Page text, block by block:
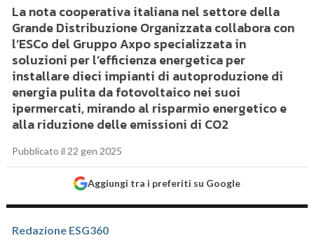
La nota cooperativa italiana nel settore della
Grande Distribuzione Organizzata collabora con
l’ESCo del Gruppo Axpo specializzata in
soluzioni per l’efficienza energetica per
installare dieci impianti di autoproduzione di
energia pulita da fotovoltaico nei suoi
ipermercati, mirando al risparmio energetico e
alla riduzione delle emissioni di CO2
Pubblicato il 22 gen 2025
Aggiungi tra i preferiti su Google
Redazione ESG360